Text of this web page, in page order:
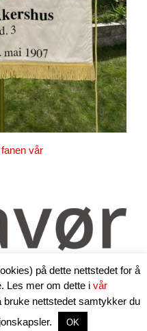
vår
Handel og Kontor | Epost:
vår personvernpolicy
på dette nettstedet for å
Les mer om dette i vår
bruke nettstedet samtykker du
OK